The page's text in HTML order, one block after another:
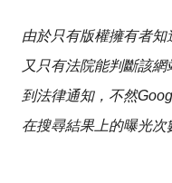
由於只有版權擁有者
又只有法院能判斷該
到法律通知，不然
在搜尋結果上的曝光